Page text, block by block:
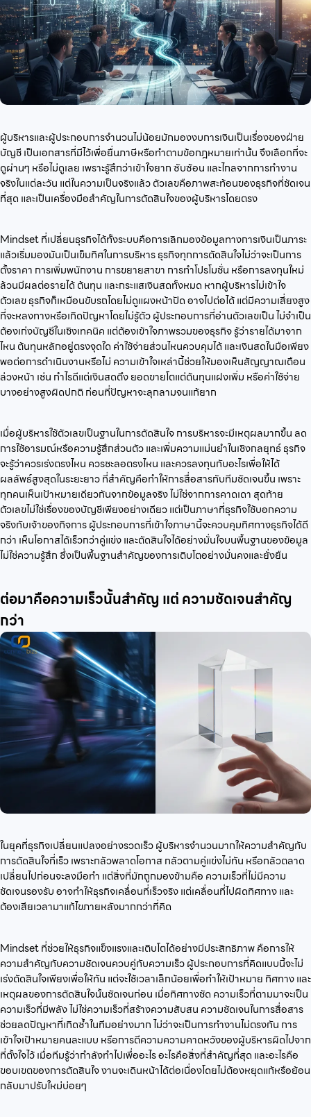
ผู้บริหารและผู้ประกอบการจำนวนไม่น้อยมักมองงบการเงินเป็นเรื่องของฝ่าย
บัญชี เป็นเอกสารที่มีไว้เพื่อยื่นภาษีหรือทำตามข้อกฎหมายเท่านั้น จึงเลือกที่จะ
ดูผ่านๆ หรือไม่ดูเลย เพราะรู้สึกว่าเข้าใจยาก ซับซ้อน และไกลจากการทำงาน
จริงในแต่ละวัน แต่ในความเป็นจริงแล้ว ตัวเลขคือภาพสะท้อนของธุรกิจที่ชัดเจน
ที่สุด และเป็นเครื่องมือสำคัญในการตัดสินใจของผู้บริหารโดยตรง
Mindset ที่เปลี่ยนธุรกิจได้ทั้งระบบคือการเลิกมองข้อมูลทางการเงินเป็นภาระ
แล้วเริ่มมองมันเป็นเข็มทิศในการบริหาร ธุรกิจทุกการตัดสินใจไม่ว่าจะเป็นการ
ตั้งราคา การเพิ่มพนักงาน การขยายสาขา การทำโปรโมชั่น หรือการลงทุนใหม่
ล้วนมีผลต่อรายได้ ต้นทุน และกระแสเงินสดทั้งหมด หากผู้บริหารไม่เข้าใจ
ตัวเลข ธุรกิจก็เหมือนขับรถโดยไม่ดูแผงหน้าปัด อาจไปต่อได้ แต่มีความเสี่ยงสูง
ที่จะหลงทางหรือเกิดปัญหาโดยไม่รู้ตัว ผู้ประกอบการที่อ่านตัวเลขเป็น ไม่จำเป็น
ต้องเก่งบัญชีในเชิงเทคนิค แต่ต้องเข้าใจภาพรวมของธุรกิจ รู้ว่ารายได้มาจาก
ไหน ต้นทุนหลักอยู่ตรงจุดใด ค่าใช้จ่ายส่วนไหนควบคุมได้ และเงินสดในมือเพียง
พอต่อการดำเนินงานหรือไม่ ความเข้าใจเหล่านี้ช่วยให้มองเห็นสัญญาณเตือน
ล่วงหน้า เช่น กำไรดีแต่เงินสดตึง ยอดขายโตแต่ต้นทุนแฝงเพิ่ม หรือค่าใช้จ่าย
บางอย่างสูงผิดปกติ ก่อนที่ปัญหาจะลุกลามจนแก้ยาก
เมื่อผู้บริหารใช้ตัวเลขเป็นฐานในการตัดสินใจ การบริหารจะมีเหตุผลมากขึ้น ลด
การใช้อารมณ์หรือความรู้สึกส่วนตัว และเพิ่มความแม่นยำในเชิงกลยุทธ์ ธุรกิจ
จะรู้ว่าควรเร่งตรงไหน ควรชะลอตรงไหน และควรลงทุนกับอะไรเพื่อให้ได้
ผลลัพธ์สูงสุดในระยะยาว ที่สำคัญคือทำให้การสื่อสารกับทีมชัดเจนขึ้น เพราะ
ทุกคนเห็นเป้าหมายเดียวกันจากข้อมูลจริง ไม่ใช่จากการคาดเดา สุดท้าย
ตัวเลขไม่ใช่เรื่องของบัญชีเพียงอย่างเดียว แต่เป็นภาษาที่ธุรกิจใช้บอกความ
จริงกับเจ้าของกิจการ ผู้ประกอบการที่เข้าใจภาษานี้จะควบคุมทิศทางธุรกิจได้ดี
กว่า เห็นโอกาสได้เร็วกว่าคู่แข่ง และตัดสินใจได้อย่างมั่นใจบนพื้นฐานของข้อมูล
ไม่ใช่ความรู้สึก ซึ่งเป็นพื้นฐานสำคัญของการเติบโตอย่างมั่นคงและยั่งยืน
ต่อมาคือความเร็วนั้นสำคัญ แต่ ความชัดเจนสำคัญ
กว่า
ในยุคที่ธุรกิจเปลี่ยนแปลงอย่างรวดเร็ว ผู้บริหารจำนวนมากให้ความสำคัญกับ
การตัดสินใจที่เร็ว เพราะกลัวพลาดโอกาส กลัวตามคู่แข่งไม่ทัน หรือกลัวตลาด
เปลี่ยนไปก่อนจะลงมือทำ แต่สิ่งที่มักถูกมองข้ามคือ ความเร็วที่ไม่มีความ
ชัดเจนรองรับ อาจทำให้ธุรกิจเคลื่อนที่เร็วจริง แต่เคลื่อนที่ไปผิดทิศทาง และ
ต้องเสียเวลามาแก้ไขภายหลังมากกว่าที่คิด
Mindset ที่ช่วยให้ธุรกิจแข็งแรงและเติบโตได้อย่างมีประสิทธิภาพ คือการให้
ความสำคัญกับความชัดเจนควบคู่กับความเร็ว ผู้ประกอบการที่คิดแบบนี้จะไม่
เร่งตัดสินใจเพียงเพื่อให้ทัน แต่จะใช้เวลาเล็กน้อยเพื่อทำให้เป้าหมาย ทิศทาง และ
เหตุผลของการตัดสินใจนั้นชัดเจนก่อน เมื่อทิศทางชัด ความเร็วที่ตามมาจะเป็น
ความเร็วที่มีพลัง ไม่ใช่ความเร็วที่สร้างความสับสน ความชัดเจนในการสื่อสาร
ช่วยลดปัญหาที่เกิดซ้ำในทีมอย่างมาก ไม่ว่าจะเป็นการทำงานไม่ตรงกัน การ
เข้าใจเป้าหมายคนละแบบ หรือการตีความความคาดหวังของผู้บริหารผิดไปจาก
ที่ตั้งใจไว้ เมื่อทีมรู้ว่ากำลังทำไปเพื่ออะไร อะไรคือสิ่งที่สำคัญที่สุด และอะไรคือ
ขอบเขตของการตัดสินใจ งานจะเดินหน้าได้ต่อเนื่องโดยไม่ต้องหยุดแก้หรือย้อน
กลับมาปรับใหม่บ่อยๆ